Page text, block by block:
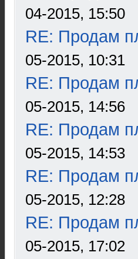
04-2015, 15:50
RE: Продам
05-2015, 10:31
RE: Продам
05-2015, 14:56
RE: Продам
05-2015, 14:53
RE: Продам
05-2015, 12:28
RE: Продам
05-2015, 17:02